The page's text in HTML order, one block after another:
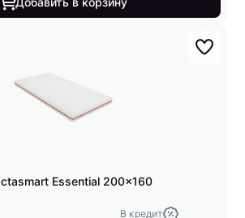
Essential 200x160
В кредит